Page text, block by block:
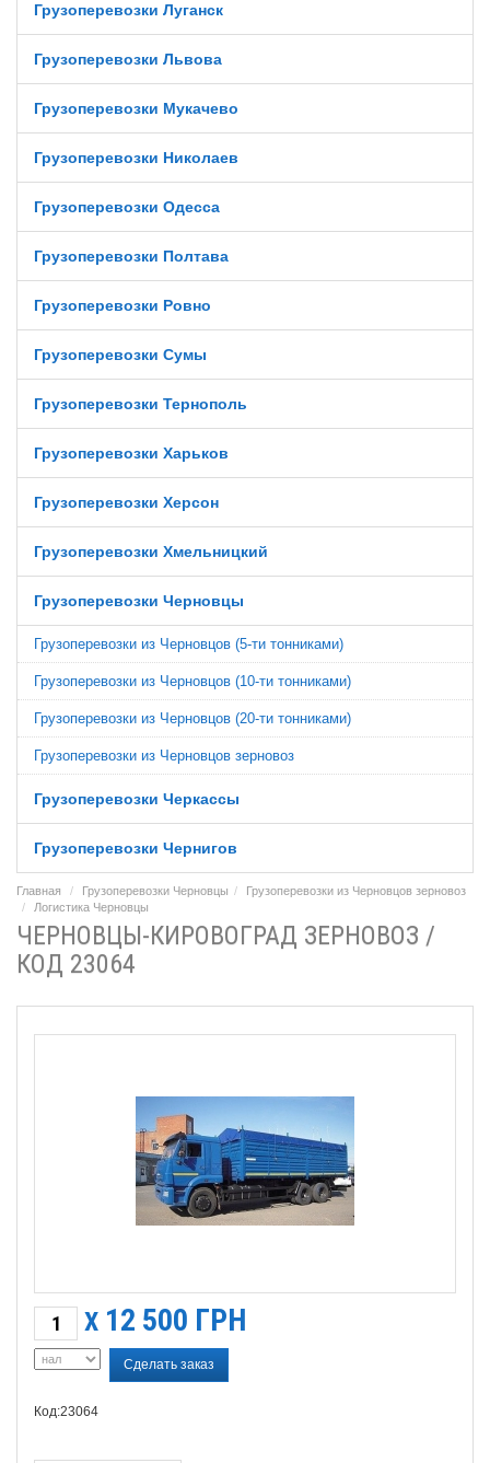
Грузоперевозки Луганск
Грузоперевозки Львова
Грузоперевозки Мукачево
Грузоперевозки Николаев
Грузоперевозки Одесса
Грузоперевозки Полтава
Грузоперевозки Ровно
Грузоперевозки Сумы
Грузоперевозки Тернополь
Грузоперевозки Харьков
Грузоперевозки Херсон
Грузоперевозки Хмельницкий
Грузоперевозки Черновцы
Грузоперевозки из Черновцов (5-ти тонниками)
Грузоперевозки из Черновцов (10-ти тонниками)
Грузоперевозки из Черновцов (20-ти тонниками)
Грузоперевозки из Черновцов зерновоз
Грузоперевозки Черкассы
Грузоперевозки Чернигов
Главная Грузоперевозки Черновцы
Грузоперевозки из Черновцов зерновоз
Логистика Черновцы
ЧЕРНОВЦЫ-КИРОВОГРАД ЗЕРНОВОЗ /
КОД 23064
X 12 500 ГРН
Сделать заказ
Код:23064